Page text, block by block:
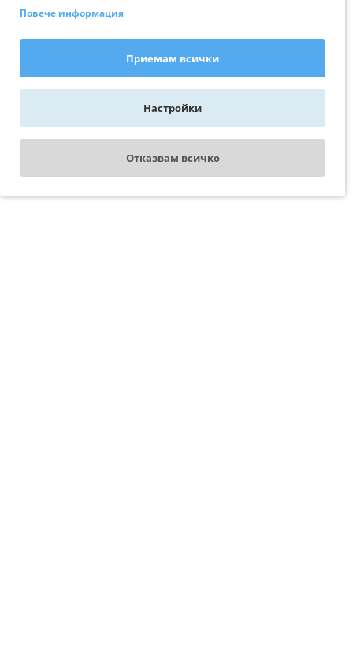
WhatsApp - пиши ни
Свържи се с експерт
Повече информация
Приемам всички
Настройки
Отказвам всичко